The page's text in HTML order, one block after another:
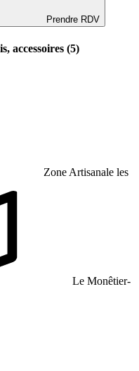
Prendre RDV
accessoires (5)
Zone Artisanale les
Le Monêtier-